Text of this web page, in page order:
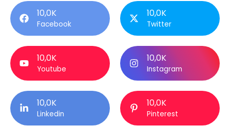
10,0K
Facebook
10,0K
Twitter
10,0K
Youtube
10,0K
Instagram
10,0K
Linkedin
10,0K
Pinterest